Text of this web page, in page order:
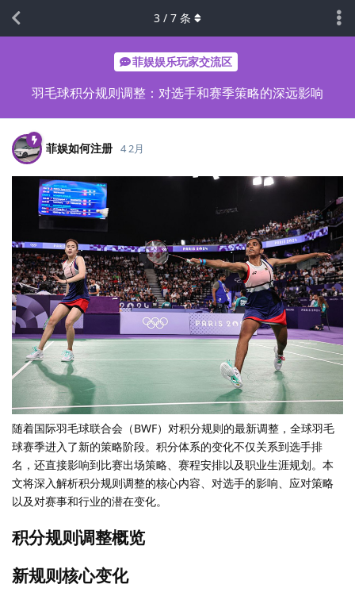
菲娱娱乐玩家交流区
羽毛球积分规则调整：对选手和赛季策略的深远影响
3 / 7 条
菲娱如何注册 4 2月
随着国际羽毛球联合会（BWF）对积分规则的最新调整，全球羽毛
球赛季进入了新的策略阶段。积分体系的变化不仅关系到选手排
名，还直接影响到比赛出场策略、赛程安排以及职业生涯规划。本
文将深入解析积分规则调整的核心内容、对选手的影响、应对策略
以及对赛事和行业的潜在变化。
积分规则调整概览
新规则核心变化